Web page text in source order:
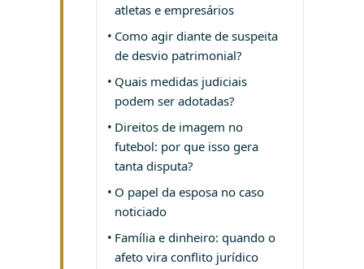
atletas e empresários
Como agir diante de suspeita
de desvio patrimonial?
Quais medidas judiciais
podem ser adotadas?
Direitos de imagem no
futebol: por que isso gera
tanta disputa?
O papel da esposa no caso
noticiado
Família e dinheiro: quando o
afeto vira conflito jurídico